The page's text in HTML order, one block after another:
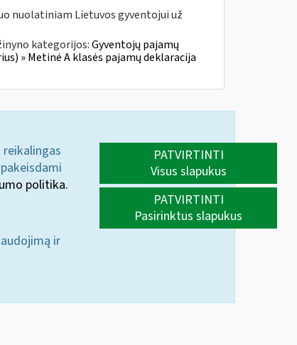
nuolatiniam Lietuvos gyventojui už
kategorijos:Gyventojų pajamų
» Metinė A klasės pajamų deklaracija
politika.
ir
PATVIRTINTI
Visus slapukus
PATVIRTINTI
Pasirinktus slapukus